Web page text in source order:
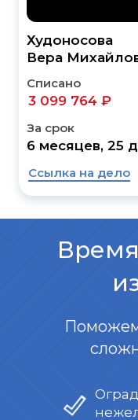
Худоносова
Вера
6 месяцев, 25
За срок
Ссылка на дело
Списано
3 099 764 ₽